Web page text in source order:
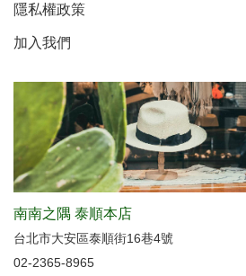
隱私權政策
加入我們
南南之隅 泰順本店
台北市大安區泰順街16巷4號
02-2365-8965